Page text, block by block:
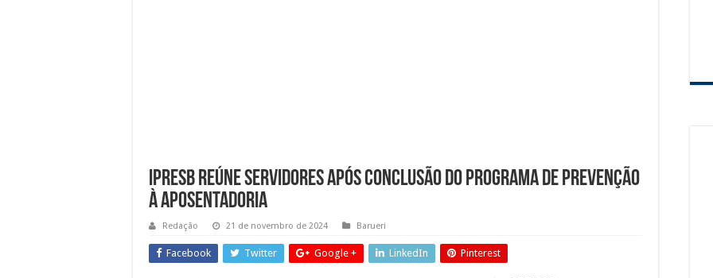
Ipresb reúne servidores após conclusão do Programa de Prevenção
à Aposentadoria
Redação 21 de novembro de 2024 Barueri
Facebook Twitter Google + LinkedIn Pinterest